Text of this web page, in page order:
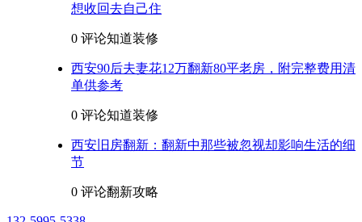
想收回去自己住
0 评论知道装修
西安90后夫妻花12万翻新80平老房，附完整费用清
单供参考
0 评论知道装修
西安旧房翻新：翻新中那些被忽视却影响生活的细
节
0 评论翻新攻略